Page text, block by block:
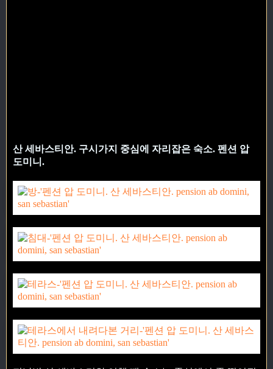
산 세바스티안. 구시가지 중심에 자리잡은 숙소. 펜션 압
도미니.